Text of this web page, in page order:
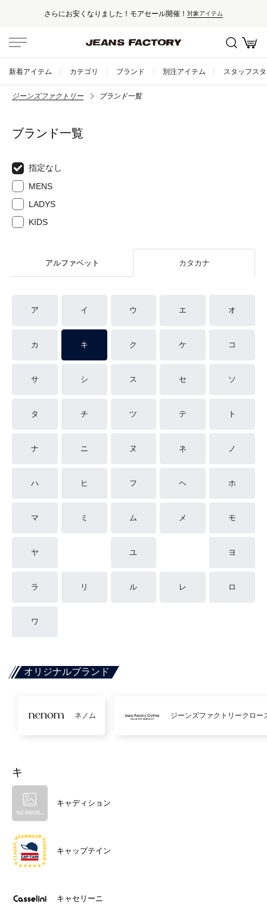
さらにお安くなりました！モアセール開催！ 対象アイテム
新着アイテム カテゴリ ブランド 別注アイテム スタッフス
ジーンズファクトリー ブランド一覧
ブランド一覧
指定なし
MENS
LADYS
KIDS
アルファベット カタカナ
ア イ ウ エ オ
カ キ ク ケ コ
サ シ ス セ ソ
タ チ ツ テ ト
ナ ニ ヌ ネ ノ
ハ ヒ フ ヘ ホ
マ ミ ム メ モ
ヤ ユ ヨ
ラ リ ル レ ロ
ワ
オリジナルブランド
ネノム ジーンズファクトリークロー
キ
キャディション
キャップテイン
キャセリーニ